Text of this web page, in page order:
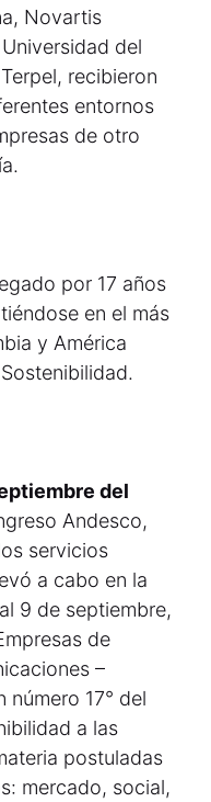
Novartis
del
recibieron
entornos
de otro
por 17 años
en el más
y América
del
Andesco,
servicios
a cabo en la
9 de septiembre,
de
–
número 17° del
a las
postuladas
mercado, social,